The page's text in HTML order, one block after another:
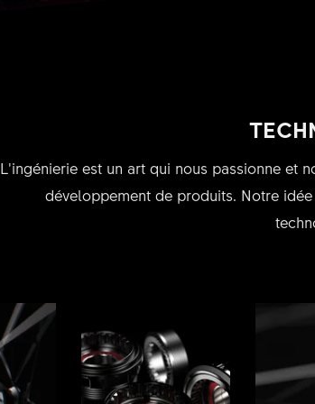
L’ingénierie est un art qui nous passionne et
développement de produits. Notre